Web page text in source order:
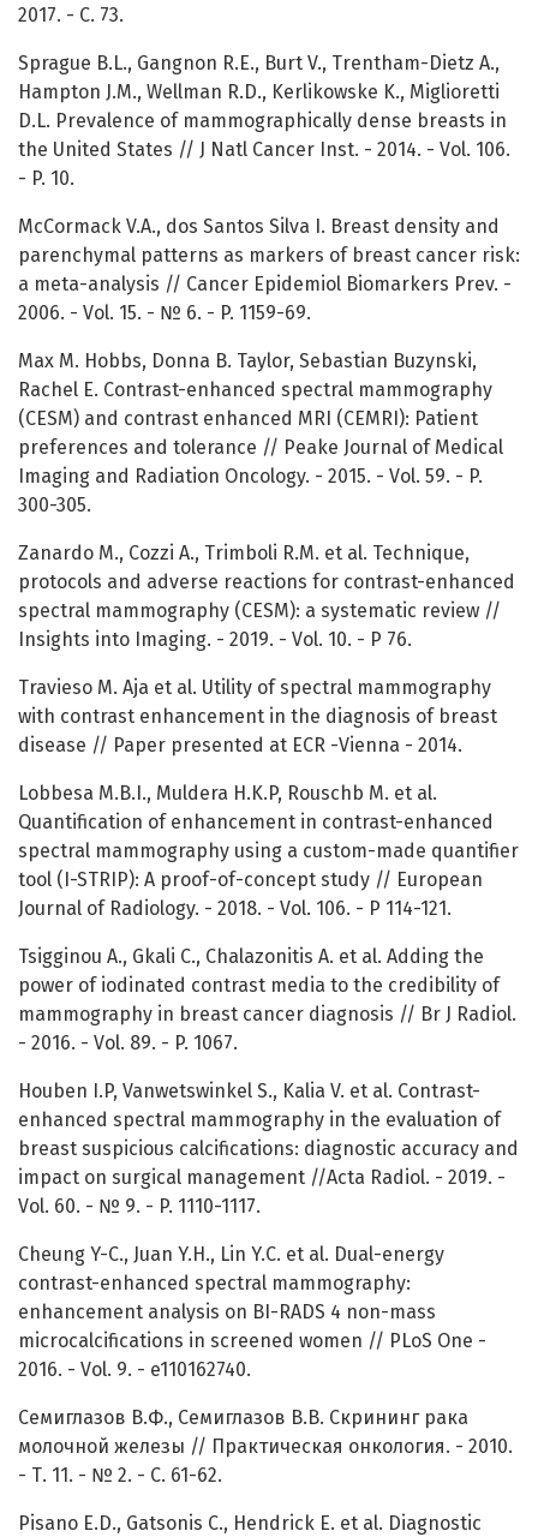
2017. - С. 73.
Sprague B.L., Gangnon R.E., Burt V., Trentham-Dietz A.,
Hampton J.M., Wellman R.D., Kerlikowske K., Miglioretti
D.L. Prevalence of mammographically dense breasts in
the United States // J Natl Cancer Inst. - 2014. - Vol. 106.
- P. 10.
McCormack V.A., dos Santos Silva I. Breast density and
parenchymal patterns as markers of breast cancer risk:
a meta-analysis // Cancer Epidemiol Biomarkers Prev. -
2006. - Vol. 15. - № 6. - P. 1159-69.
Max M. Hobbs, Donna B. Taylor, Sebastian Buzynski,
Rachel E. Contrast-enhanced spectral mammography
(CESM) and contrast enhanced MRI (CEMRI): Patient
preferences and tolerance // Peake Journal of Medical
Imaging and Radiation Oncology. - 2015. - Vol. 59. - P.
300-305.
Zanardo M., Cozzi A., Trimboli R.M. et al. Technique,
protocols and adverse reactions for contrast-enhanced
spectral mammography (CESM): a systematic review //
Insights into Imaging. - 2019. - Vol. 10. - P 76.
Travieso M. Aja et al. Utility of spectral mammography
with contrast enhancement in the diagnosis of breast
disease // Paper presented at ECR -Vienna - 2014.
Lobbesa M.B.I., Muldera H.K.P, Rouschb M. et al.
Quantification of enhancement in contrast-enhanced
spectral mammography using a custom-made quantifier
tool (I-STRIP): A proof-of-concept study // European
Journal of Radiology. - 2018. - Vol. 106. - P 114-121.
Tsigginou A., Gkali C., Chalazonitis A. et al. Adding the
power of iodinated contrast media to the credibility of
mammography in breast cancer diagnosis // Br J Radiol.
- 2016. - Vol. 89. - P. 1067.
Houben I.P, Vanwetswinkel S., Kalia V. et al. Contrast-
enhanced spectral mammography in the evaluation of
breast suspicious calcifications: diagnostic accuracy and
impact on surgical management //Acta Radiol. - 2019. -
Vol. 60. - № 9. - P. 1110-1117.
Cheung Y-C., Juan Y.H., Lin Y.C. et al. Dual-energy
contrast-enhanced spectral mammography:
enhancement analysis on BI-RADS 4 non-mass
microcalcifications in screened women // PLoS One -
2016. - Vol. 9. - e110162740.
Семиглазов В.Ф., Семиглазов В.В. Скрининг рака
молочной железы // Практическая онкология. - 2010.
- Т. 11. - № 2. - C. 61-62.
Pisano E.D., Gatsonis C., Hendrick E. et al. Diagnostic